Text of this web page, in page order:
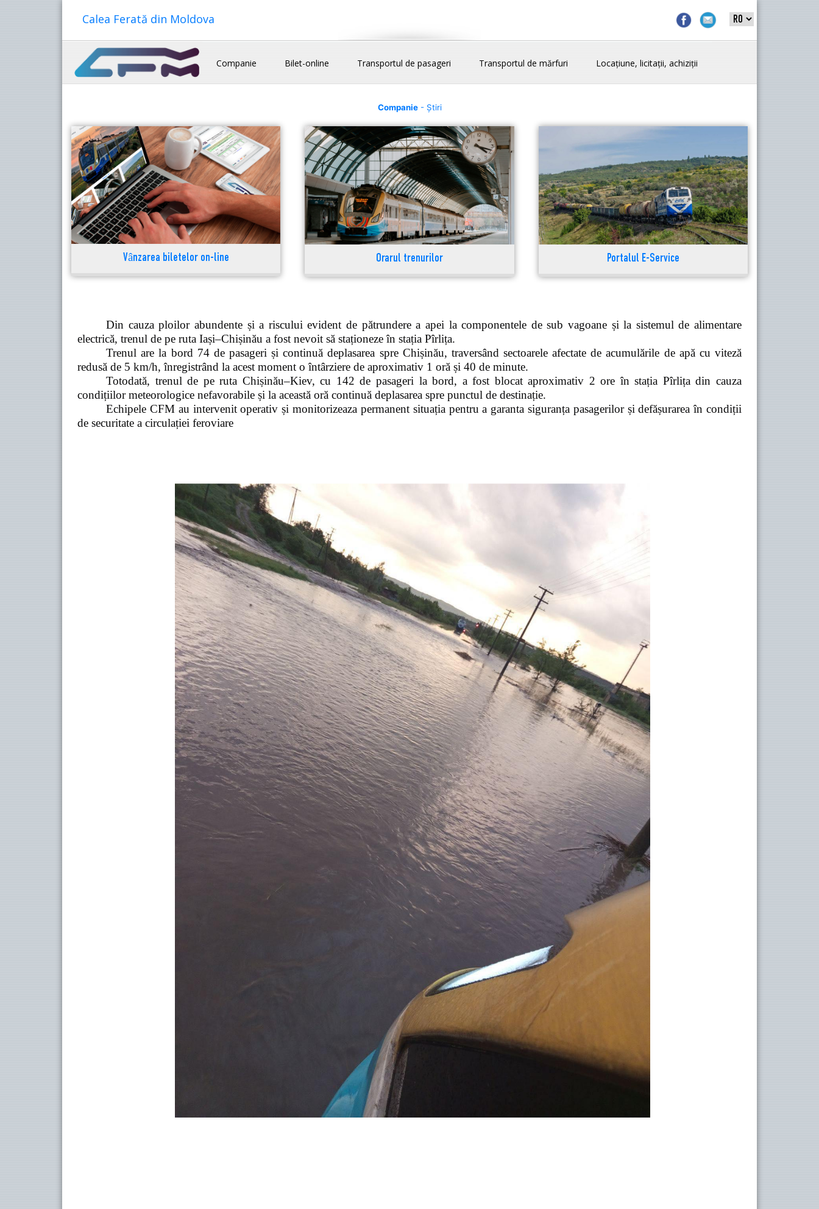
Calea Ferată din Moldova
Companie Bilet-online Transportul de pasageri Transportul de mărfuri Locațiune, licitații, achiziții
Companie- Știri
Vânzarea biletelor on-line Orarul trenurilor Portalul E-Service
Din cauza ploilor abundente și a riscului evident de pătrundere a apei la componentele de sub vagoane și la sistemul de alimentare
electrică, trenul de pe ruta Iași–Chișinău a fost nevoit să staționeze în stația Pîrlița.
Trenul are la bord 74 de pasageri și continuă deplasarea spre Chișinău, traversând sectoarele afectate de acumulările de apă cu viteză
redusă de 5 km/h, înregistrând la acest moment o întârziere de aproximativ 1 oră și 40 de minute.
Totodată, trenul de pe ruta Chișinău–Kiev, cu 142 de pasageri la bord, a fost blocat aproximativ 2 ore în stația Pîrlița din cauza
condițiilor meteorologice nefavorabile și la această oră continuă deplasarea spre punctul de destinație.
Echipele CFM au intervenit operativ și monitorizeaza permanent situația pentru a garanta siguranța pasagerilor și defășurarea în condiții
de securitate a circulației feroviare